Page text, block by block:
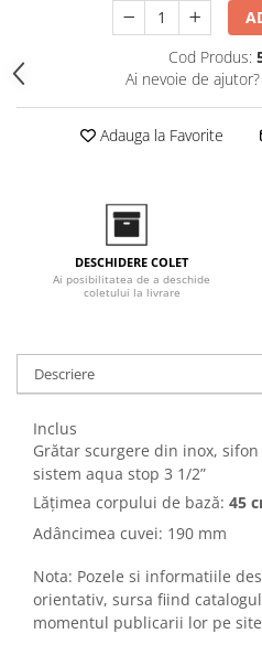
Cod Produs:
Ai nevoie de ajutor?
Adauga la Favorite
DESCHIDERE COLET
Ai posibilitatea de a deschide
coletului la livrare
Descriere
Inclus
Grătar scurgere din inox,
sistem aqua stop 3 1/2”
Lățimea corpului de bază: 45
Adâncimea cuvei: 190 mm
Nota: Pozele si informatiile
orientativ, sursa fiind
momentul publicarii lor pe site